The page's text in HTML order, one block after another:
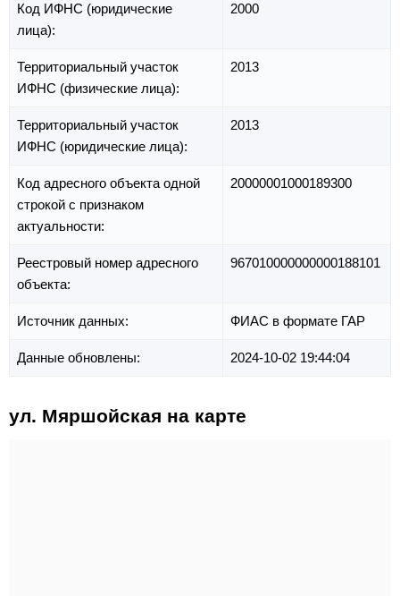
Код ИФНС (юридические
лица):
2000
Территориальный участок
ИФНС (физические лица):
2013
Территориальный участок
ИФНС (юридические лица):
2013
Код адресного объекта одной
строкой с признаком
актуальности:
20000001000189300
Реестровый номер адресного
объекта:
967010000000000188101
Источник данных: ФИАС в формате ГАР
Данные обновлены: 2024-10-02 19:44:04
ул. Мяршойская на карте